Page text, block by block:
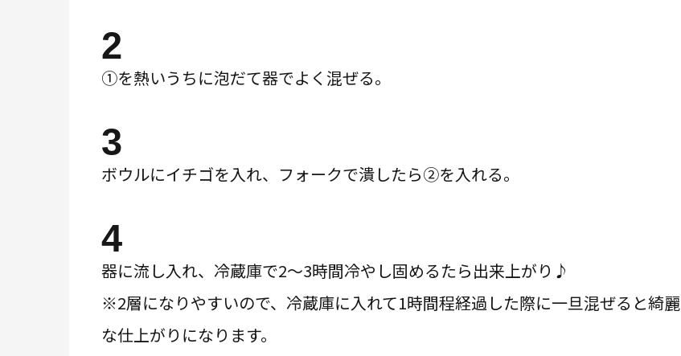
2
①を熱いうちに泡だて器でよく混ぜる。
3
ボウルにイチゴを入れ、フォークで潰したら②を入れる。
4
器に流し入れ、冷蔵庫で2～3時間冷やし固めるたら出来上がり♪
※2層になりやすいので、冷蔵庫に入れて1時間程経過した際に一旦混ぜると綺麗
な仕上がりになります。